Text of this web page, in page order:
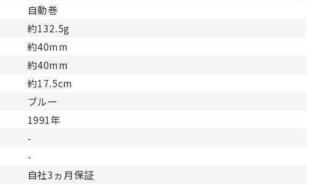
自動巻
約132.5g
約40mm
約40mm
約17.5cm
ブルー
1991年
-
-
自社3ヵ月保証